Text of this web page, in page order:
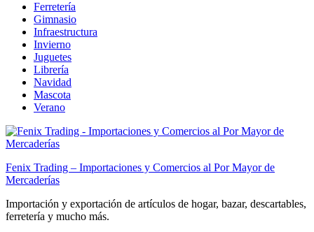
Ferretería
Gimnasio
Infraestructura
Invierno
Juguetes
Librería
Navidad
Mascota
Verano
Fenix Trading – Importaciones y Comercios al Por Mayor de
Mercaderías
Importación y exportación de artículos de hogar, bazar, descartables,
ferretería y mucho más.